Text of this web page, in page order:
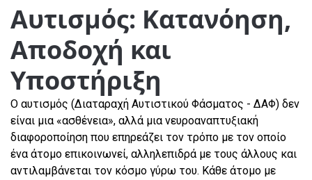
Αυτισμός: Κατανόηση,
Αποδοχή και
Υποστήριξη
Ο αυτισμός (Διαταραχή Αυτιστικού Φάσματος - ΔΑΦ) δεν
είναι μια «ασθένεια», αλλά μια νευροαναπτυξιακή
διαφοροποίηση που επηρεάζει τον τρόπο με τον οποίο
ένα άτομο επικοινωνεί, αλληλεπιδρά με τους άλλους και
αντιλαμβάνεται τον κόσμο γύρω του. Κάθε άτομο με